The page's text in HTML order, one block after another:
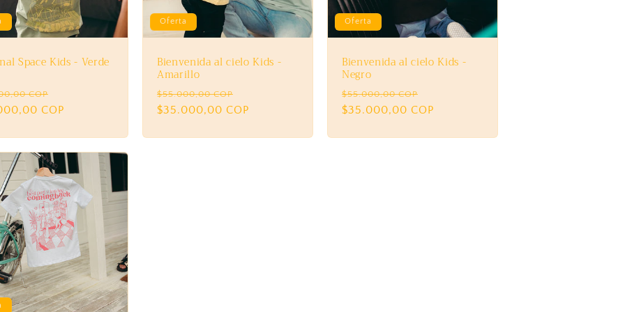
Space Kids - Verde
COP
de
COP
Oferta
Bienvenida al cielo Kids -
Amarillo
Precio
habitual
$55.000,00 COP
de
$35.000,00 COP
Oferta
Bienvenida al cielo Kids -
Negro
Precio
habitual
$55.000,00 COP
de
$35.000,00 COP